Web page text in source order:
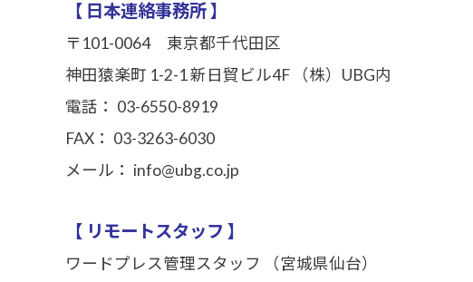
【 日本連絡事務所 】
〒101-0064 東京都千代田区
神田猿楽町 1-2-1 新日貿ビル4F （株）UBG内
電話： 03-6550-8919
FAX： 03-3263-6030
メール： info@ubg.co.jp
【 リモートスタッフ 】
ワードプレス管理スタッフ （宮城県仙台）